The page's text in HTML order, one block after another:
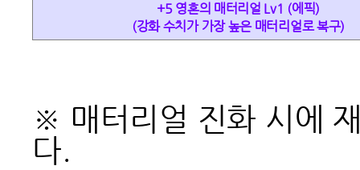
+5 영혼의 매터리얼 Lv1 (에픽)
(강화 수치가 가장 높은 매터리얼로 복구)
※ 매터리얼 진화 시에
다.